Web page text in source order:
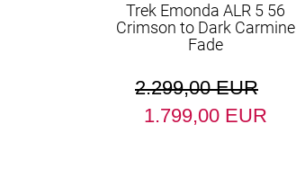
Trek Emonda ALR 5 56
Crimson to Dark Carmine
Fade
2.299,00 EUR
1.799,00 EUR